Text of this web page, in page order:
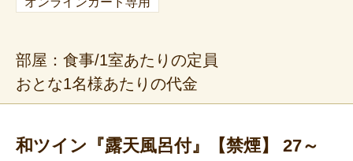
部屋：食事/1室あたりの定員
おとな1名様あたりの代金
和ツイン『露天風呂付』【禁煙】 27～